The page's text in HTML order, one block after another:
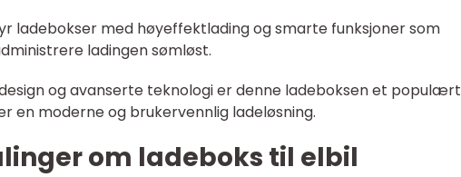
ladebokser med høyeffektlading og smarte funksjoner som
ladingen sømløst.
og avanserte teknologi er denne ladeboksen et populært
en moderne og brukervennlig ladeløsning.
om ladeboks til elbil